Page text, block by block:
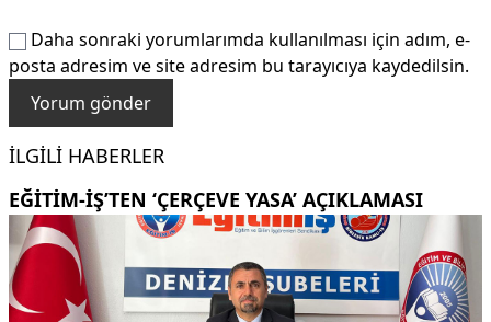
Daha sonraki yorumlarımda kullanılması için adım, e-
posta adresim ve site adresim bu tarayıcıya kaydedilsin.
İLGILI HABERLER
EĞITIM-İŞ’TEN ‘ÇERÇEVE YASA’ AÇIKLAMASI